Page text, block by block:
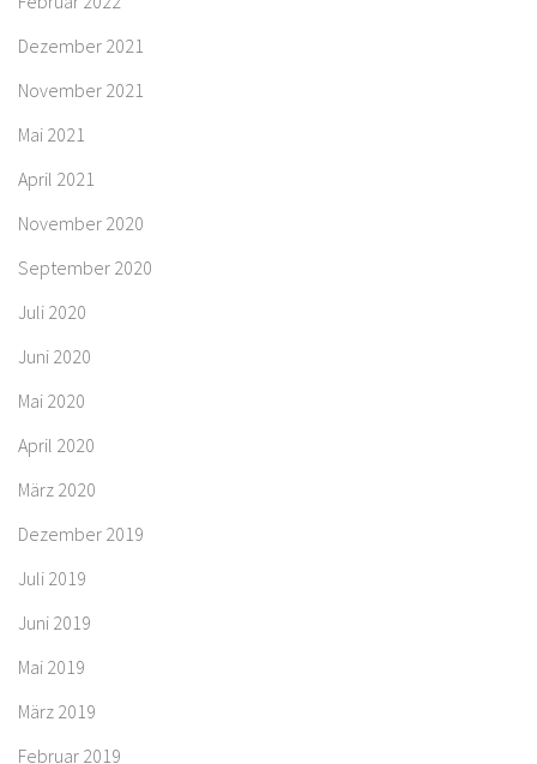
Dezember 2021
November 2021
Mai 2021
April 2021
November 2020
September 2020
Juli 2020
Juni 2020
Mai 2020
April 2020
März 2020
Dezember 2019
Juli 2019
Juni 2019
Mai 2019
März 2019
Februar 2019